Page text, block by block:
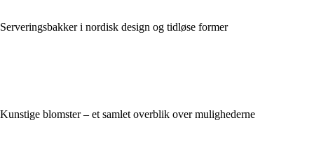
Serveringsbakker i nordisk design og tidløse former
Kunstige blomster – et samlet overblik over mulighederne